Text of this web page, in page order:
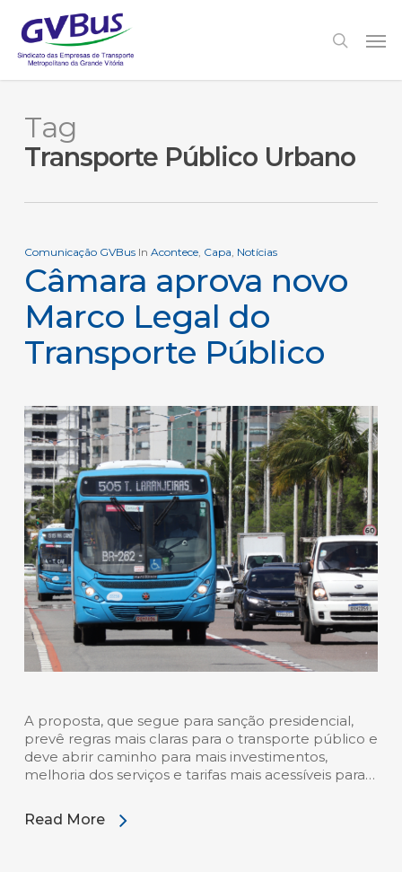
main
content
search
Tag
Transporte Público Urbano
Comunicação GVBus In Acontece, Capa, Notícias
Câmara aprova novo
Marco Legal do
Transporte Público
A proposta, que segue para sanção presidencial,
prevê regras mais claras para o transporte público e
deve abrir caminho para mais investimentos,
melhoria dos serviços e tarifas mais acessíveis para…
Read More